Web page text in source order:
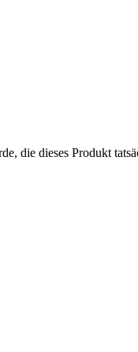
die dieses Produkt